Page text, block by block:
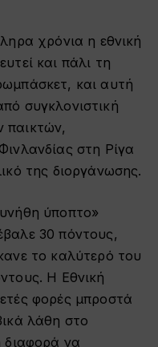
χρόνια η εθνική
και πάλι τη
και αυτή
συγκλονιστική
παικτών,
στη Ρίγα
της διοργάνωσης.
ύποπτο»
30 πόντους,
το καλύτερό του
Η Εθνική
φορές μπροστά
λάθη στο
διαφορά να